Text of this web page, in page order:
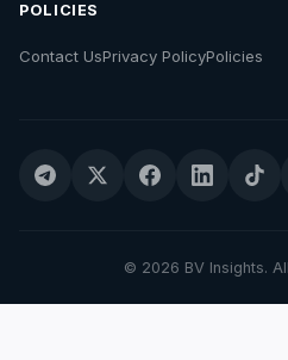
POLICIES
Contact UsPrivacy PolicyPolicies
© 2026 BV Insights.